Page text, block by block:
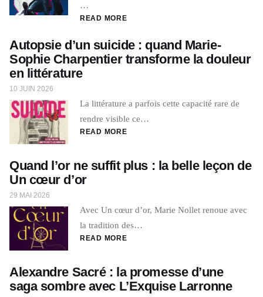
…
READ MORE
Autopsie d’un suicide : quand Marie-
Sophie Charpentier transforme la douleur
en littérature
10 JUIN 2026
La littérature a parfois cette capacité rare de
rendre visible ce…
READ MORE
Quand l’or ne suffit plus : la belle leçon de
Un cœur d’or
29 MAI 2026
Avec Un cœur d’or, Marie Nollet renoue avec
la tradition des…
READ MORE
Alexandre Sacré : la promesse d’une
saga sombre avec L’Exquise Larronne